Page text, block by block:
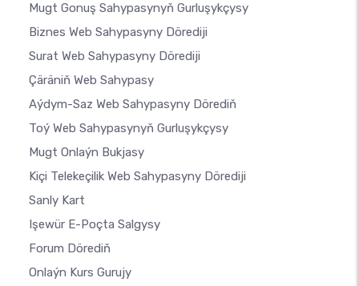
Mugt Gonuş Sahypasynyň Gurluşykçysy
Biznes Web Sahypasyny Dörediji
Surat Web Sahypasyny Dörediji
Çäräniň Web Sahypasy
Aýdym-Saz Web Sahypasyny Dörediň
Toý Web Sahypasynyň Gurluşykçysy
Mugt Onlaýn Bukjasy
Kiçi Telekeçilik Web Sahypasyny Dörediji
Sanly Kart
Işewür E-Poçta Salgysy
Forum Dörediň
Onlaýn Kurs Gurujy